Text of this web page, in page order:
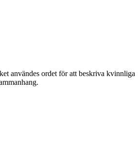
användes ordet för att beskriva kvinnliga